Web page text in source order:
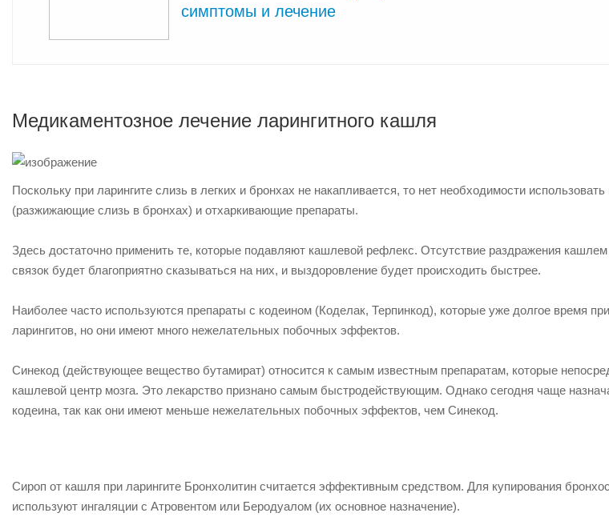
симптомы и лечение
Медикаментозное лечение ларингитного кашля
Поскольку при ларингите слизь в легких и бронхах не накапливается, то нет необходимости
(разжижающие слизь в бронхах) и отхаркивающие препараты.
Здесь достаточно применить те, которые подавляют кашлевой рефлекс. Отсутствие раздражения
связок будет благоприятно сказываться на них, и выздоровление будет происходить быстрее.
Наиболее часто используются препараты с кодеином (Коделак, Терпинкод), которые уже долгое время
ларингитов, но они имеют много нежелательных побочных эффектов.
Синекод (действующее вещество бутамират) относится к самым известным препаратам, которые
кашлевой центр мозга. Это лекарство признано самым быстродействующим. Однако сегодня чаще
кодеина, так как они имеют меньше нежелательных побочных эффектов, чем Синекод.
Сироп от кашля при ларингите Бронхолитин считается эффективным средством. Для купирования
используют ингаляции с Атровентом или Беродуалом (их основное назначение).